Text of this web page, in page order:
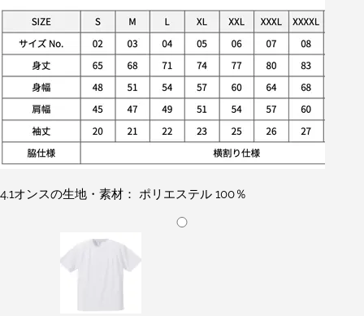
4.1オンスの生地・素材： ポリエステル 100％